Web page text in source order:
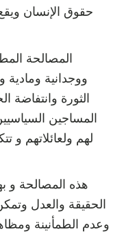
حقوق الإنسان
المصالحة
ووجدانية
الثورة
المساجين
لهم ولعائلاتهم و
هذه المصالحة و
الحقيقة والعدل
وعدم الطمأنينة